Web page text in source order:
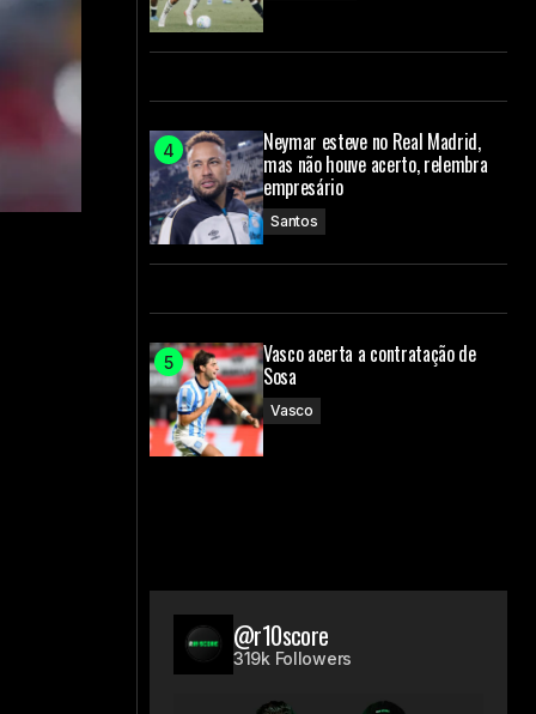
Neymar esteve no Real Madrid,
mas não houve acerto, relembra
empresário
Santos
Vasco acerta a contratação de
Sosa
Vasco
@r10score
319k Followers